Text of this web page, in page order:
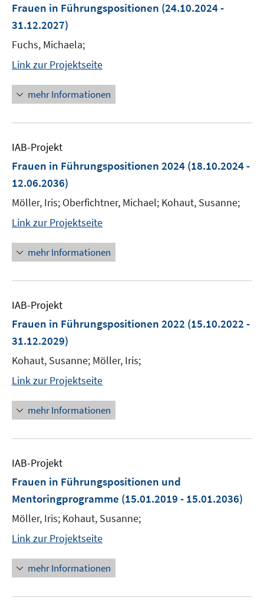
Frauen in Führungspositionen (24.10.2024 -
31.12.2027)
Fuchs, Michaela;
Link zur Projektseite
mehr Informationen
IAB-Projekt
Frauen in Führungspositionen 2024 (18.10.2024 -
12.06.2036)
Möller, Iris; Oberfichtner, Michael; Kohaut, Susanne;
Link zur Projektseite
mehr Informationen
IAB-Projekt
Frauen in Führungspositionen 2022 (15.10.2022 -
31.12.2029)
Kohaut, Susanne; Möller, Iris;
Link zur Projektseite
mehr Informationen
IAB-Projekt
Frauen in Führungspositionen und
Mentoringprogramme (15.01.2019 - 15.01.2036)
Möller, Iris; Kohaut, Susanne;
Link zur Projektseite
mehr Informationen